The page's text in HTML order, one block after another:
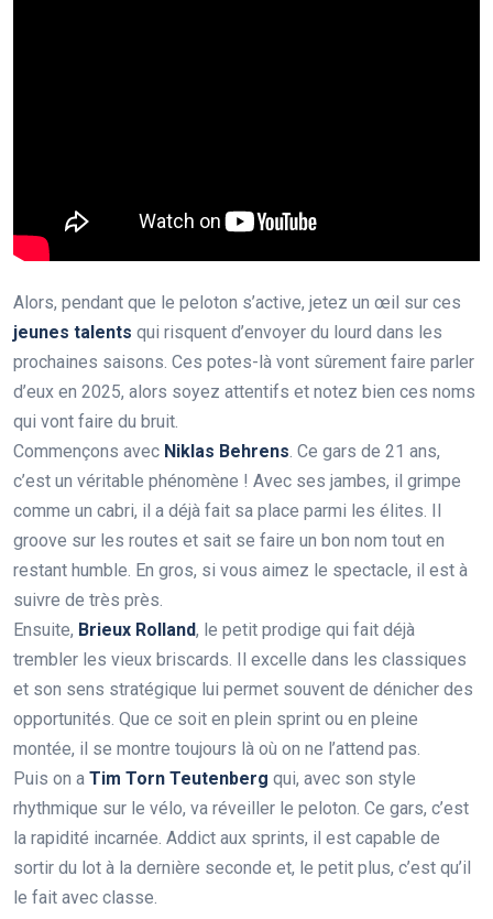
Alors, pendant que le peloton s’active, jetez un œil sur ces
jeunes talents qui risquent d’envoyer du lourd dans les
prochaines saisons. Ces potes-là vont sûrement faire parler
d’eux en 2025, alors soyez attentifs et notez bien ces noms
qui vont faire du bruit.
Commençons avec Niklas Behrens. Ce gars de 21 ans,
c’est un véritable phénomène ! Avec ses jambes, il grimpe
comme un cabri, il a déjà fait sa place parmi les élites. Il
groove sur les routes et sait se faire un bon nom tout en
restant humble. En gros, si vous aimez le spectacle, il est à
suivre de très près.
Ensuite, Brieux Rolland, le petit prodige qui fait déjà
trembler les vieux briscards. Il excelle dans les classiques
et son sens stratégique lui permet souvent de dénicher des
opportunités. Que ce soit en plein sprint ou en pleine
montée, il se montre toujours là où on ne l’attend pas.
Puis on a Tim Torn Teutenberg qui, avec son style
rhythmique sur le vélo, va réveiller le peloton. Ce gars, c’est
la rapidité incarnée. Addict aux sprints, il est capable de
sortir du lot à la dernière seconde et, le petit plus, c’est qu’il
le fait avec classe.